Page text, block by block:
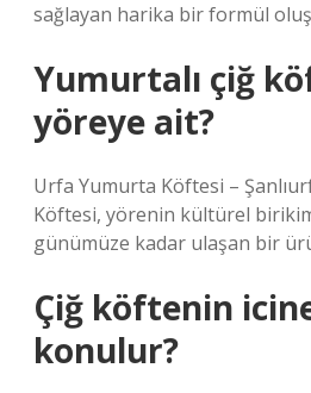
sağlayan harika bir formül
Yumurtalı çiğ
yöreye ait?
Urfa Yumurta Köftesi –
Köftesi, yörenin kültürel
günümüze kadar ulaşan bir
Çiğ köftenin
konulur?